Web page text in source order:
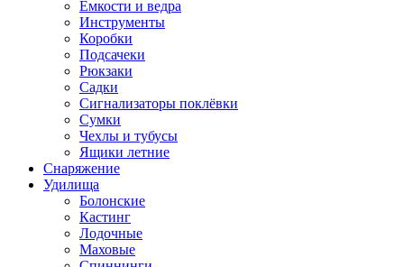
Емкости и ведра
Инструменты
Коробки
Подсачеки
Рюкзаки
Садки
Сигнализаторы поклёвки
Сумки
Чехлы и тубусы
Ящики летние
Снаряжение
Удилища
Болонские
Кастинг
Лодочные
Маховые